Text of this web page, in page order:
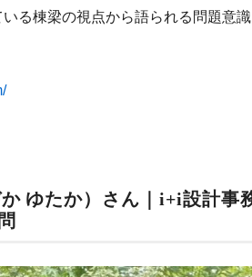
る棟梁の視点から語られる問題意
ゆたか）さん｜i+i設計事